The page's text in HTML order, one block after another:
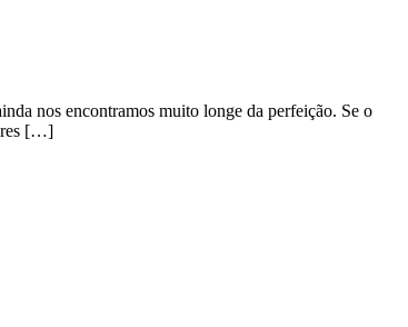
nos encontramos muito longe da perfeição. Se o
[…]